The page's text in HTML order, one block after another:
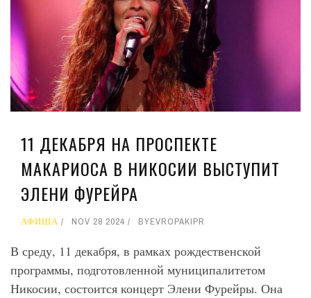
11 ДЕКАБРЯ НА ПРОСПЕКТЕ
МАКАРИОСА В НИКОСИИ ВЫСТУПИТ
ЭЛЕНИ ФУРЕЙРА
АФИША NOV 28 2024 BYEVROPAKIPR
В среду, 11 декабря, в рамках рождественской
программы, подготовленной муниципалитетом
Никосии, состоится концерт Элени Фурейры. Она